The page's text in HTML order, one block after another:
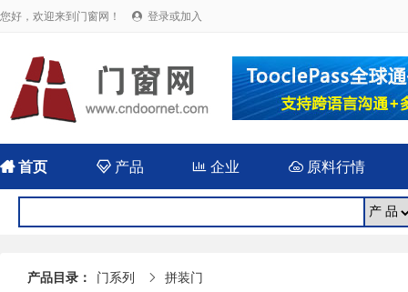
您好，欢迎来到门窗网！  登录或加入
首页 产品  企业 原料行情
产品目录： 门系列  拼装门